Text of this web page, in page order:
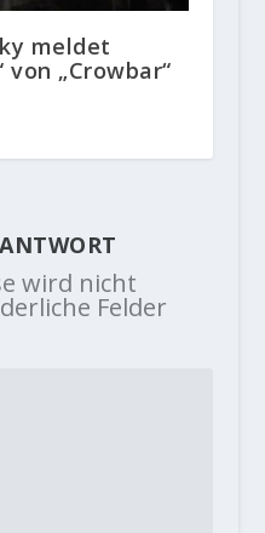
meldet
von „Crowbar“
wird nicht
Felder